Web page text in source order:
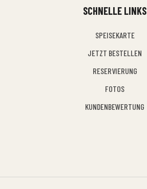
SCHNELLE LINKS
SPEISEKARTE
JETZT BESTELLEN
RESERVIERUNG
FOTOS
KUNDENBEWERTUNG